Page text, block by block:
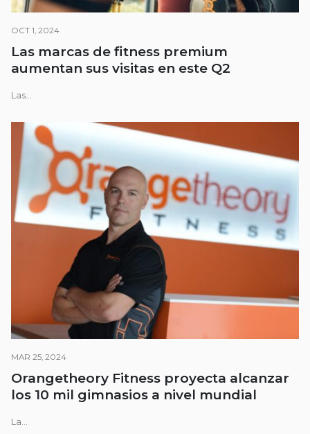
OCT 1, 2024
Las marcas de fitness premium
aumentan sus visitas en este Q2
Las...
MAR 25, 2024
Orangetheory Fitness proyecta alcanzar
los 10 mil gimnasios a nivel mundial
La...